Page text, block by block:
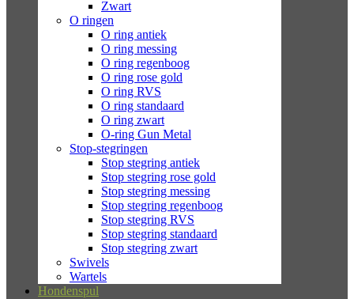
Zwart
O ringen
O ring antiek
O ring messing
O ring regenboog
O ring rose gold
O ring RVS
O ring standaard
O ring zwart
O-ring Gun Metal
Stop-stegringen
Stop stegring antiek
Stop stegring rose gold
Stop stegring messing
Stop stegring regenboog
Stop stegring RVS
Stop stegring standaard
Stop stegring zwart
Swivels
Wartels
Hondenspul